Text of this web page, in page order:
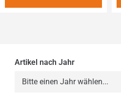
Artikel nach Jahr
Bitte einen Jahr wählen...